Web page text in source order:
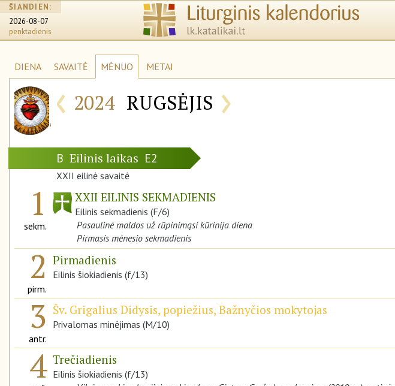
ŠIANDIEN:
2026-08-07
penktadienis
DIENA SAVAITĖ MĖNUO METAI
‹ 2024 RUGSĖJIS ›
B Eilinis laikas E2
XXII eilinė savaitė
1
sekm.
XXII EILINIS SEKMADIENIS
Eilinis sekmadienis (F/6)
Pasaulinė maldos už rūpinimąsi kūrinija diena
Pirmasis mėnesio sekmadienis
2
pirm.
Pirmadienis
Eilinis šiokiadienis (f/13)
3
antr.
Šv. Grigalius Didysis, popiežius, Bažnyčios mokytojas
Privalomas minėjimas (M/10)
4 Trečiadienis
Eilinis šiokiadienis (f/13)